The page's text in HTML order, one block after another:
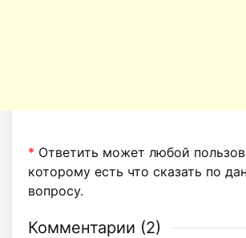
* Ответить может любой
которому есть что сказать по
вопросу.
Комментарии (2)